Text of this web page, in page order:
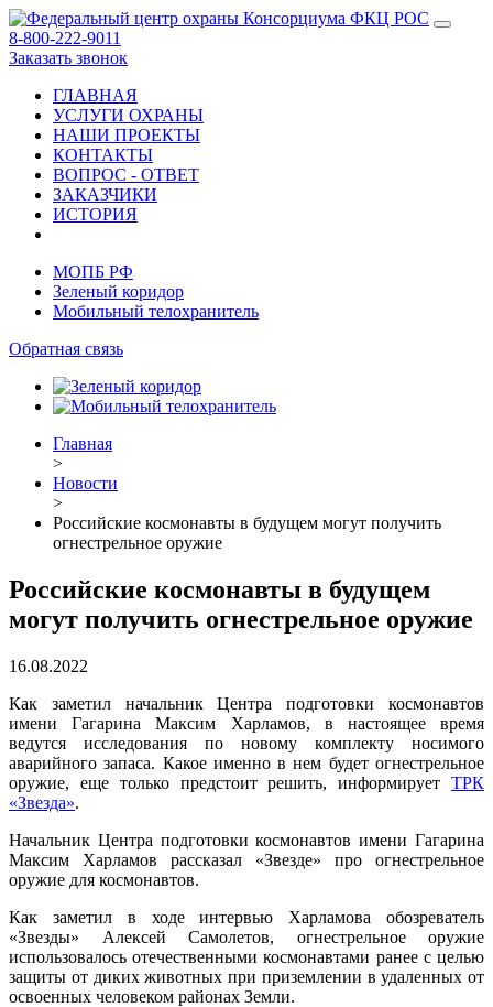
8-800-222-9011
Заказать звонок
ГЛАВНАЯ
УСЛУГИ ОХРАНЫ
НАШИ ПРОЕКТЫ
КОНТАКТЫ
ВОПРОС - ОТВЕТ
ЗАКАЗЧИКИ
ИСТОРИЯ
МОПБ РФ
Зеленый коридор
Мобильный телохранитель
Обратная связь
Главная
>
Новости
>
Российские космонавты в будущем могут получить
огнестрельное оружие
Российские космонавты в будущем
могут получить огнестрельное оружие
16.08.2022
Как заметил начальник Центра подготовки космонавтов
имени Гагарина Максим Харламов, в настоящее время
ведутся исследования по новому комплекту носимого
аварийного запаса. Какое именно в нем будет огнестрельное
оружие, еще только предстоит решить, информирует ТРК
«Звезда».
Начальник Центра подготовки космонавтов имени Гагарина
Максим Харламов рассказал «Звезде» про огнестрельное
оружие для космонавтов.
Как заметил в ходе интервью Харламова обозреватель
«Звезды» Алексей Самолетов, огнестрельное оружие
использовалось отечественными космонавтами ранее с целью
защиты от диких животных при приземлении в удаленных от
освоенных человеком районах Земли.